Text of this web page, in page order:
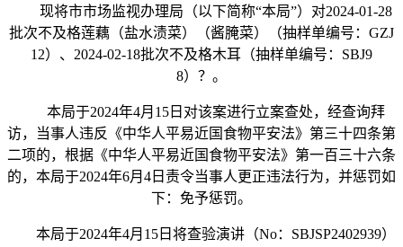
现将市市场监视办理局（以下简称“本局”）对2024-01-28
批次不及格莲藕（盐水渍菜）（酱腌菜）（抽样单编号：GZJ
12）、2024-02-18批次不及格木耳（抽样单编号：SBJ9
8）？。
本局于2024年4月15日对该案进行立案查处，经查询拜
访，当事人违反《中华人平易近国食物平安法》第三十四条第
二项的，根据《中华人平易近国食物平安法》第一百三十六条
的，本局于2024年6月4日责令当事人更正违法行为，并惩罚如
下：免予惩罚。
本局于2024年4月15日将查验演讲（No：SBJSP2402939）